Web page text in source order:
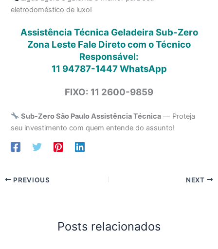
eletrodoméstico de luxo!
Assistência Técnica Geladeira Sub-Zero
Zona Leste Fale Direto com o Técnico
Responsável:
11 94787-1447WhatsApp
FIXO: 11 2600-9859
Sub-Zero São Paulo Assistência Técnica — Proteja
seu investimento com quem entende do assunto!
PREVIOUS NEXT
Posts relacionados